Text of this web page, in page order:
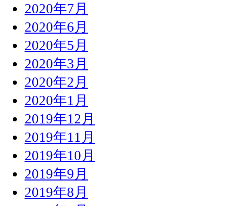
2020年7月
2020年6月
2020年5月
2020年3月
2020年2月
2020年1月
2019年12月
2019年11月
2019年10月
2019年9月
2019年8月